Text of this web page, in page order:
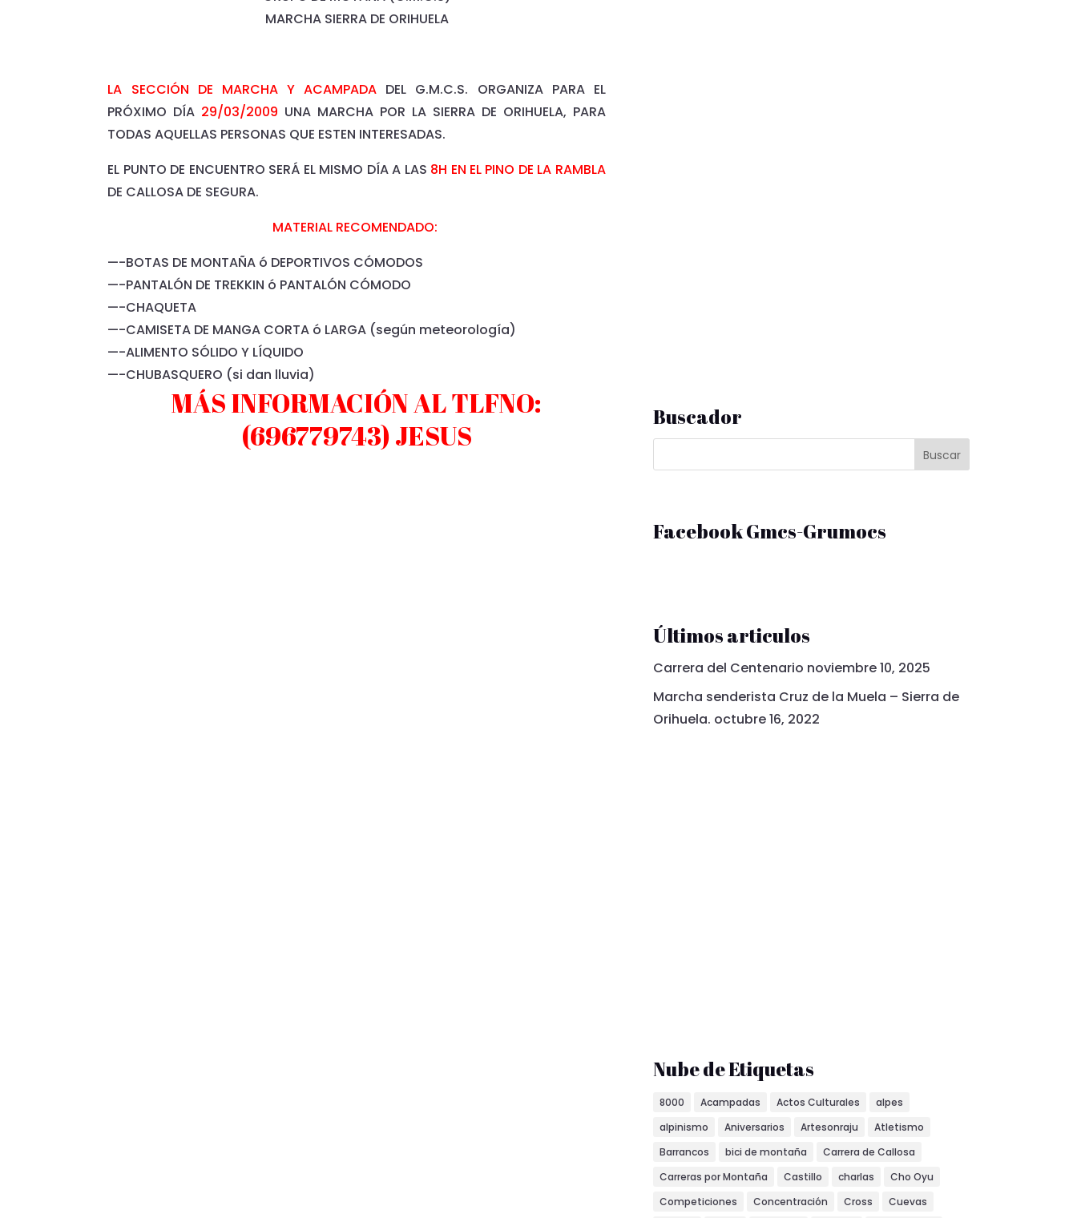
MARCHA SIERRA DE ORIHUELA
LA SECCIÓN DE MARCHA Y ACAMPADA DEL G.M.C.S. ORGANIZA PARA EL
PRÓXIMO DÍA 29/03/2009 UNA MARCHA POR LA SIERRA DE ORIHUELA, PARA
TODAS AQUELLAS PERSONAS QUE ESTEN INTERESADAS.
EL PUNTO DE ENCUENTRO SERÁ EL MISMO DÍA A LAS 8H EN EL PINO DE LA RAMBLA
DE CALLOSA DE SEGURA.
MATERIAL RECOMENDADO:
—-BOTAS DE MONTAÑA ó DEPORTIVOS CÓMODOS
—-PANTALÓN DE TREKKIN ó PANTALÓN CÓMODO
—-CHAQUETA
—-CAMISETA DE MANGA CORTA ó LARGA (según meteorología)
—-ALIMENTO SÓLIDO Y LÍQUIDO
—-CHUBASQUERO (si dan lluvia)
MÁS INFORMACIÓN AL TLFNO:
(696779743) JESUS
Buscador
Facebook Gmcs-Grumocs
Últimos articulos
Carrera del Centenario noviembre 10, 2025
Marcha senderista Cruz de la Muela – Sierra de
Orihuela. octubre 16, 2022
Nube de Etiquetas
8000 Acampadas Actos Culturales
alpes
alpinismo
Aniversarios Artesonraju
Atletismo
Barrancos
bici de montaña
Carrera de Callosa
Carreras por Montaña
Castillo charlas
Cho Oyu
Competiciones
Concentración Cross
Cuevas